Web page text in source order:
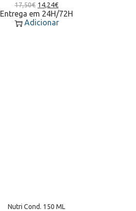
17,50€ 14,24€
Entrega em 24H/72H
Adicionar
Nutri Cond. 150 ML